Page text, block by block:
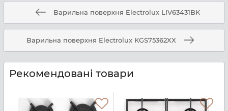
Варильна поверхня Electrolux LIV63431BK
Варильна поверхня Electrolux KGS75362XX
Рекомендовані товари